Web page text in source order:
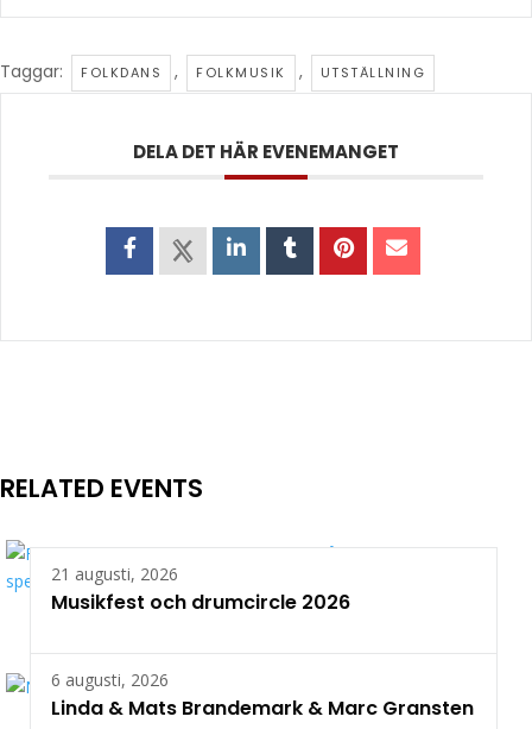
Taggar: FOLKDANS , FOLKMUSIK , UTSTÄLLNING
DELA DET HÄR EVENEMANGET
RELATED EVENTS
21 augusti, 2026
Musikfest och drumcircle 2026
6 augusti, 2026
Linda & Mats Brandemark & Marc Gransten